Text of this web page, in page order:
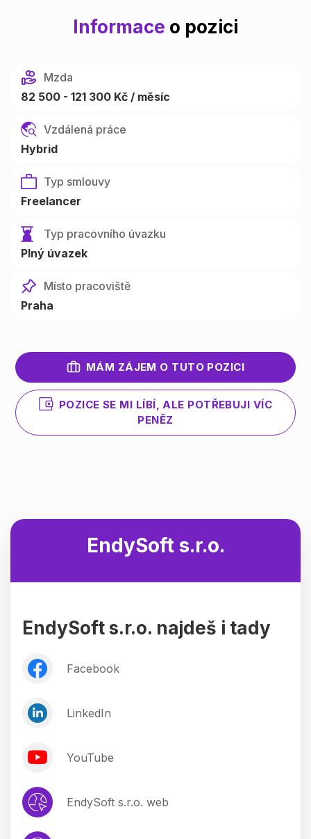
Informace o pozici
Mzda
82 500 - 121 300 Kč / měsíc
Vzdálená práce
Hybrid
Typ smlouvy
Freelancer
Typ pracovního úvazku
Plný úvazek
Místo pracoviště
Praha
MÁM ZÁJEM O TUTO POZICI
POZICE SE MI LÍBÍ, ALE POTŘEBUJI VÍC
PENĚZ
EndySoft s.r.o.
EndySoft s.r.o. najdeš i tady
Facebook
LinkedIn
YouTube
EndySoft s.r.o. web